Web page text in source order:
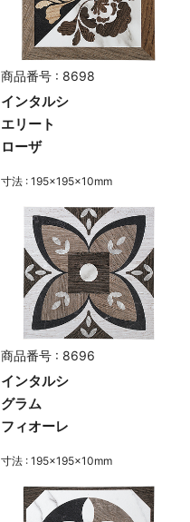
商品番号 : 8698
インタルシ
エリート
ローザ
寸法 : 195×195×10mm
商品番号 : 8696
インタルシ
グラム
フィオーレ
寸法 : 195×195×10mm